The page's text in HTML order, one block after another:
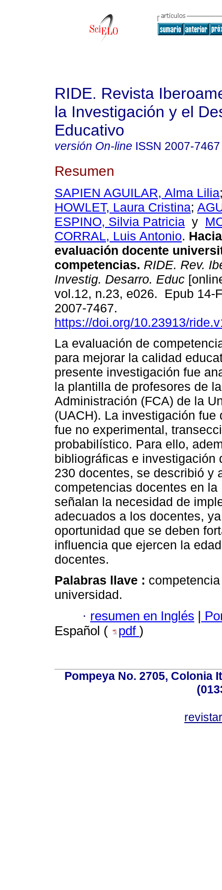
RIDE. Revista
la Investigación y el
Educativo
versión On-line ISSN 2007-7467
Resumen
SAPIEN AGUILAR, Alma Lilia
HOWLET, Laura Cristina;
ESPINO, Silvia Patricia y
CORRAL, Luis Antonio.
evaluación docente
competencias. RIDE. Rev.
Investig. Desarro. Educ
vol.12, n.23, e026. Epub 14-
2007-7467.
https://doi.org/10.23913/
La evaluación de
para mejorar la calidad
presente investigación fue
la plantilla de profesores de
Administración (FCA) de la
(UACH). La investigación
fue no experimental,
probabilístico. Para ello,
bibliográficas e investigación
230 docentes, se describió y
competencias docentes en
señalan la necesidad de
adecuados a los docentes,
oportunidad que se deben
influencia que ejercen la
docentes.
Palabras llave :
universidad.
· resumen en Inglés |
Español (
pdf )
Pompeya No. 2705, Colonia